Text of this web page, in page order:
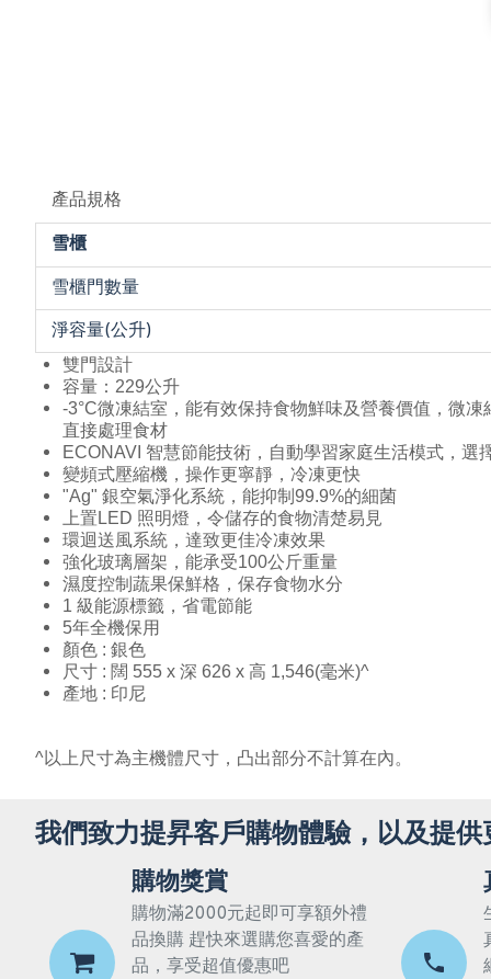
產品規格
雪櫃
雪櫃門數量
淨容量(公升)
雙門設計
容量：229公升
-3°C微凍結室，能有效保持食物鮮味及營養價值，微
直接處理食材
ECONAVI 智慧節能技術，自動學習家庭生活模式，選
變頻式壓縮機，操作更寧靜，冷凍更快
"Ag" 銀空氣淨化系統，能抑制99.9%的細菌
上置LED 照明燈，令儲存的食物清楚易見
環迴送風系統，達致更佳冷凍效果
強化玻璃層架，能承受100公斤重量
濕度控制蔬果保鮮格，保存食物水分
1 級能源標籤，省電節能
5年全機保用
顏色 : 銀色
尺寸 : 闊 555 x 深 626 x 高 1,546(毫米)^
產地 : 印尼
^以上尺寸為主機體尺寸，凸出部分不計算在內。
我們致力提昇客戶購物體驗，以及提供
購物獎賞
購物滿2000元起即可享額外禮
品換購 趕快來選購您喜愛的產
品，享受超值優惠吧